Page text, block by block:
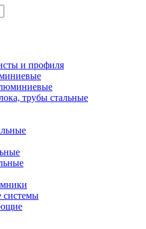
и профиля
трубы стальные
системы